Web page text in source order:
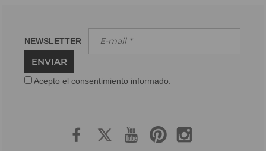
NEWSLETTER
ENVIAR
Acepto el consentimiento informado.